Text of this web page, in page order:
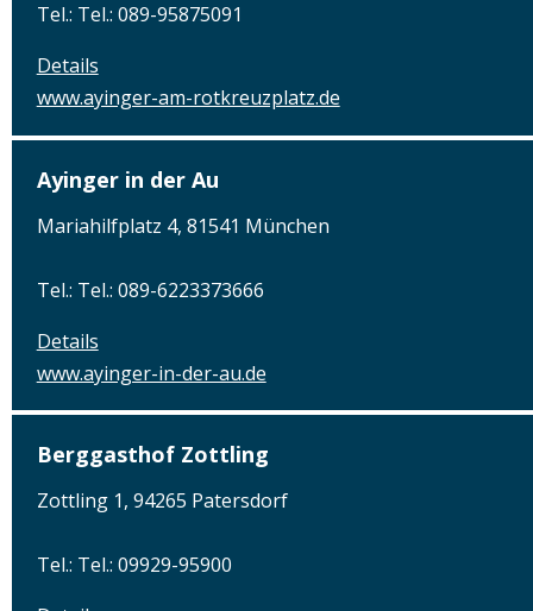
Tel.: Tel.: 089-95875091
Details
www.ayinger-am-rotkreuzplatz.de
Ayinger in der Au
Mariahilfplatz 4, 81541 München
Tel.: Tel.: 089-6223373666
Details
www.ayinger-in-der-au.de
Berggasthof Zottling
Zottling 1, 94265 Patersdorf
Tel.: Tel.: 09929-95900